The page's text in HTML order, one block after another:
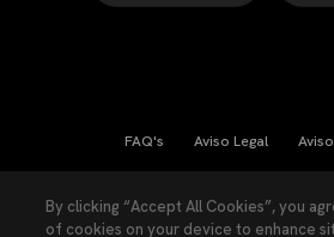
FAQ's Aviso Legal
Ley Transparencia Política
By clicking “Accept All Cookies”, you
of cookies on your device to enhance